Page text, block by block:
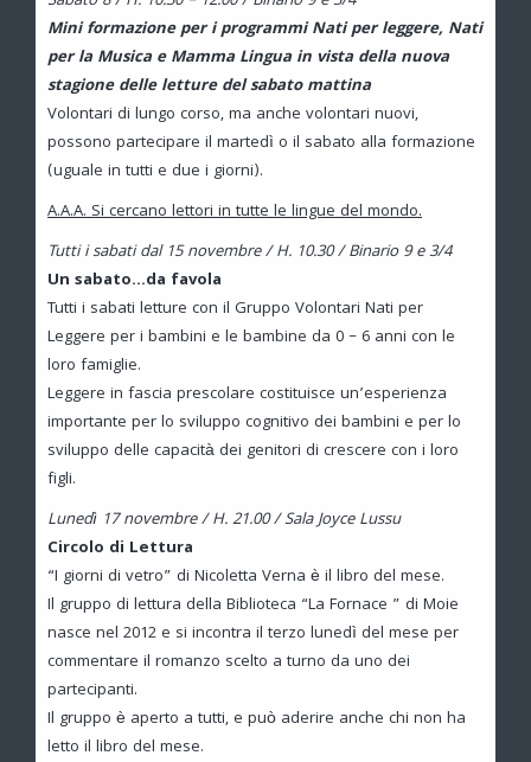
Mini formazione per i programmi Nati per leggere, Nati
per la Musica e Mamma Lingua in vista della nuova
stagione delle letture del sabato mattina
Volontari di lungo corso, ma anche volontari nuovi,
possono partecipare il martedì o il sabato alla formazione
(uguale in tutti e due i giorni).
A.A.A. Si cercano lettori in tutte le lingue del mondo.
Tutti i sabati dal 15 novembre / H. 10.30 / Binario 9 e 3/4
Un sabato…da favola
Tutti i sabati letture con il Gruppo Volontari Nati per
Leggere per i bambini e le bambine da 0 – 6 anni con le
loro famiglie.
Leggere in fascia prescolare costituisce un’esperienza
importante per lo sviluppo cognitivo dei bambini e per lo
sviluppo delle capacità dei genitori di crescere con i loro
figli.
Lunedì 17 novembre / H. 21.00 / Sala Joyce Lussu
Circolo di Lettura
“I giorni di vetro” di Nicoletta Verna è il libro del mese.
Il gruppo di lettura della Biblioteca “La Fornace ” di Moie
nasce nel 2012 e si incontra il terzo lunedì del mese per
commentare il romanzo scelto a turno da uno dei
partecipanti.
Il gruppo è aperto a tutti, e può aderire anche chi non ha
letto il libro del mese.